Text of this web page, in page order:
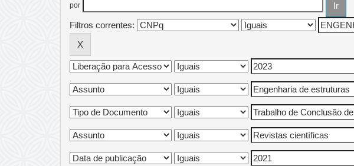
por
Filtros correntes: